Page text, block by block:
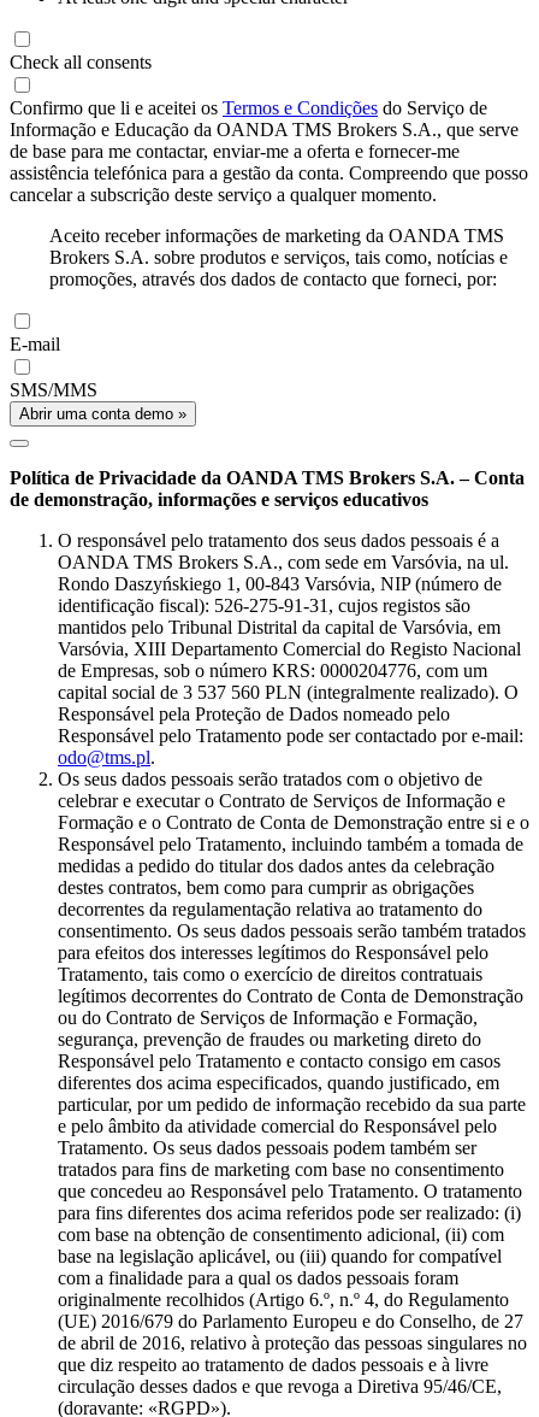
Check all consents
Confirmo que li e aceitei os Termos e Condições do Serviço de
Informação e Educação da OANDA TMS Brokers S.A., que serve
de base para me contactar, enviar-me a oferta e fornecer-me
assistência telefónica para a gestão da conta. Compreendo que posso
cancelar a subscrição deste serviço a qualquer momento.
Aceito receber informações de marketing da OANDA TMS
Brokers S.A. sobre produtos e serviços, tais como, notícias e
promoções, através dos dados de contacto que forneci, por:
E-mail
SMS/MMS
Abrir uma conta demo »
Política de Privacidade da OANDA TMS Brokers S.A. – Conta
de demonstração, informações e serviços educativos
O responsável pelo tratamento dos seus dados pessoais é a
OANDA TMS Brokers S.A., com sede em Varsóvia, na ul.
Rondo Daszyńskiego 1, 00-843 Varsóvia, NIP (número de
identificação fiscal): 526-275-91-31, cujos registos são
mantidos pelo Tribunal Distrital da capital de Varsóvia, em
Varsóvia, XIII Departamento Comercial do Registo Nacional
de Empresas, sob o número KRS: 0000204776, com um
capital social de 3 537 560 PLN (integralmente realizado). O
Responsável pela Proteção de Dados nomeado pelo
Responsável pelo Tratamento pode ser contactado por e-mail:
odo@tms.pl.
Os seus dados pessoais serão tratados com o objetivo de
celebrar e executar o Contrato de Serviços de Informação e
Formação e o Contrato de Conta de Demonstração entre si e o
Responsável pelo Tratamento, incluindo também a tomada de
medidas a pedido do titular dos dados antes da celebração
destes contratos, bem como para cumprir as obrigações
decorrentes da regulamentação relativa ao tratamento do
consentimento. Os seus dados pessoais serão também tratados
para efeitos dos interesses legítimos do Responsável pelo
Tratamento, tais como o exercício de direitos contratuais
legítimos decorrentes do Contrato de Conta de Demonstração
ou do Contrato de Serviços de Informação e Formação,
segurança, prevenção de fraudes ou marketing direto do
Responsável pelo Tratamento e contacto consigo em casos
diferentes dos acima especificados, quando justificado, em
particular, por um pedido de informação recebido da sua parte
e pelo âmbito da atividade comercial do Responsável pelo
Tratamento. Os seus dados pessoais podem também ser
tratados para fins de marketing com base no consentimento
que concedeu ao Responsável pelo Tratamento. O tratamento
para fins diferentes dos acima referidos pode ser realizado: (i)
com base na obtenção de consentimento adicional, (ii) com
base na legislação aplicável, ou (iii) quando for compatível
com a finalidade para a qual os dados pessoais foram
originalmente recolhidos (Artigo 6.º, n.º 4, do Regulamento
(UE) 2016/679 do Parlamento Europeu e do Conselho, de 27
de abril de 2016, relativo à proteção das pessoas singulares no
que diz respeito ao tratamento de dados pessoais e à livre
circulação desses dados e que revoga a Diretiva 95/46/CE,
(doravante: «RGPD»).